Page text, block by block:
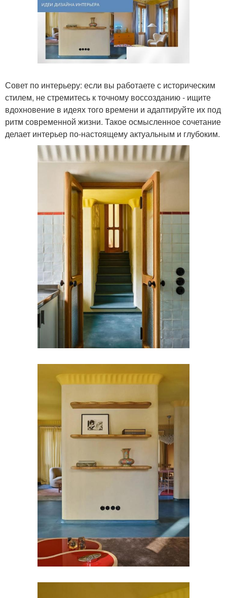
Совет по интерьеру: если вы работаете с историческим
стилем, не стремитесь к точному воссозданию - ищите
вдохновение в идеях того времени и адаптируйте их под
ритм современной жизни. Такое осмысленное сочетание
делает интерьер по-настоящему актуальным и глубоким.